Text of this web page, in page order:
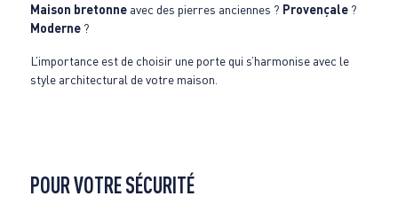
Maison bretonneavec des pierres anciennes ? Provençale?
Moderne?
L’importance est de choisir une porte qui s’harmonise avec le
style architectural de votre maison.
POUR VOTRE SÉCURITÉ